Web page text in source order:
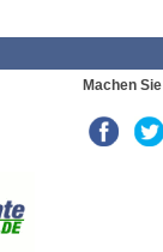
Machen